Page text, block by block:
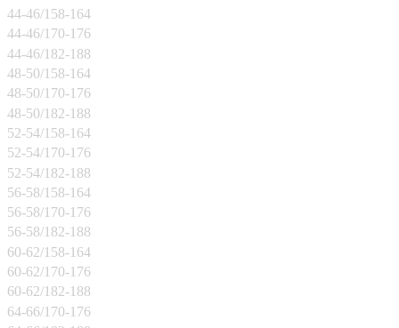
44-46/158-164
44-46/170-176
44-46/182-188
48-50/158-164
48-50/170-176
48-50/182-188
52-54/158-164
52-54/170-176
52-54/182-188
56-58/158-164
56-58/170-176
56-58/182-188
60-62/158-164
60-62/170-176
60-62/182-188
64-66/170-176